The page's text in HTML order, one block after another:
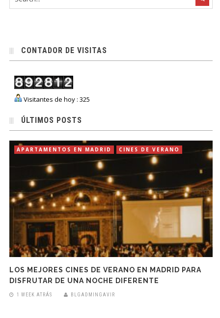
CONTADOR DE VISITAS
Visitantes de hoy : 325
ÚLTIMOS POSTS
APARTAMENTOS EN MADRID CINES DE VERANO
LOS MEJORES CINES DE VERANO EN MADRID PARA
DISFRUTAR DE UNA NOCHE DIFERENTE
1 WEEK ATRÁS BLGADMINGAVIR